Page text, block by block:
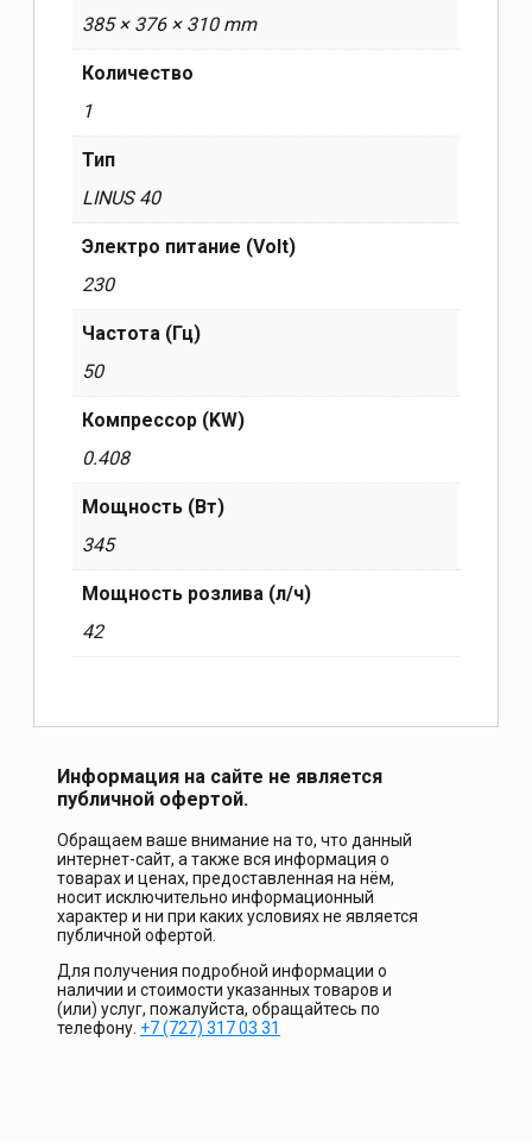
385 × 376 × 310 mm
Количество
1
Тип
LINUS 40
Электро питание (Volt)
230
Частота (Гц)
50
Компрессор (KW)
0.408
Мощность (Вт)
345
Мощность розлива (л/ч)
42
Информация на сайте не является
публичной офертой.
Обращаем ваше внимание на то, что данный
интернет-сайт, а также вся информация о
товарах и ценах, предоставленная на нём,
носит исключительно информационный
характер и ни при каких условиях не является
публичной офертой.
Для получения подробной информации о
наличии и стоимости указанных товаров и
(или) услуг, пожалуйста, обращайтесь по
телефону. +7 (727) 317 03 31